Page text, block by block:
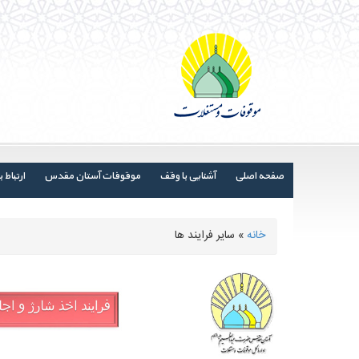
صفحه اصلی آشنایی با وقف موقوفات آستان مقدس ارتباط
شما اینجا هستید
خانه» سایر فرایند ها